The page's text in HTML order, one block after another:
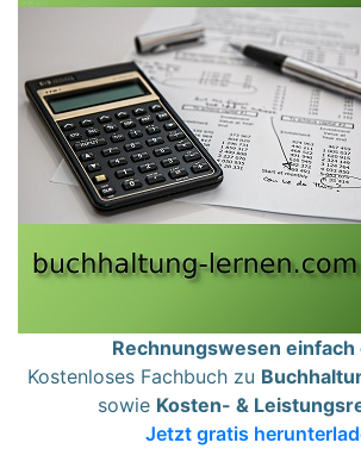
Rechnungswesen
Kostenloses Fachbuch zu
sowie Kosten- &
Jetzt gratis